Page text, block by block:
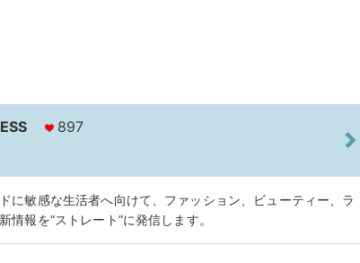
897
に敏感な生活者へ向けて、ファッション、ビューティー、ラ
情報を“ストレート”に発信します。